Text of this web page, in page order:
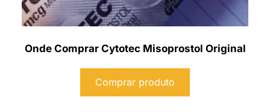
Onde Comprar Cytotec Misoprostol Original
Comprar produto